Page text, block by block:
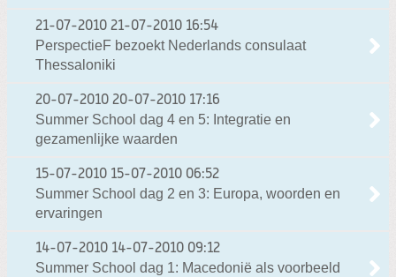
21-07-2010 21-07-2010 16:54
PerspectieF bezoekt Nederlands consulaat
Thessaloniki
20-07-2010 20-07-2010 17:16
Summer School dag 4 en 5: Integratie en
gezamenlijke waarden
15-07-2010 15-07-2010 06:52
Summer School dag 2 en 3: Europa, woorden en
ervaringen
14-07-2010 14-07-2010 09:12
Summer School dag 1: Macedonië als voorbeeld